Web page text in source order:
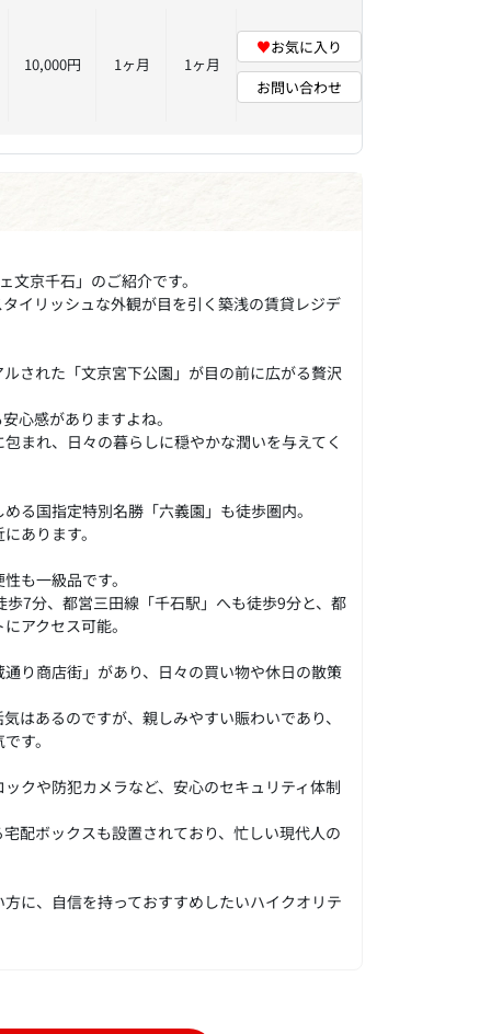
10,000円 1ヶ月 1ヶ月
♥お気に入り
お問い合わせ
京千石」のご紹介です。
イリッシュな外観が目を引く築浅の賃貸レジデ
された「文京宮下公園」が目の前に広がる贅沢
心感がありますよね。
まれ、日々の暮らしに穏やかな潤いを与えてく
る国指定特別名勝「六義園」も徒歩圏内。
あります。
も一級品です。
7分、都営三田線「千石駅」へも徒歩9分と、都
アクセス可能。
り商店街」があり、日々の買い物や休日の散策
はあるのですが、親しみやすい賑わいであり、
す。
クや防犯カメラなど、安心のセキュリティ体制
配ボックスも設置されており、忙しい現代人の
に、自信を持っておすすめしたいハイクオリテ